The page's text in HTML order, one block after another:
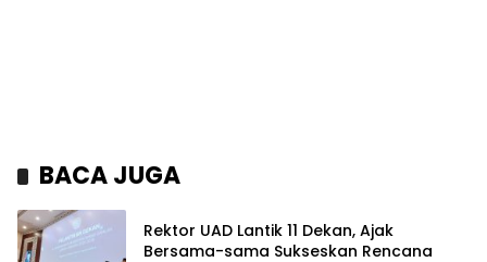
BACA JUGA
Rektor UAD Lantik 11 Dekan, Ajak
Bersama-sama Sukseskan Rencana